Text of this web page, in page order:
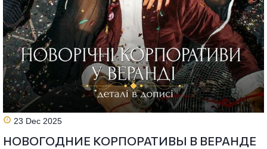
23 Dec 2025
НОВОГОДНИЕ КОРПОРАТИВЫ В ВЕРАНДЕ